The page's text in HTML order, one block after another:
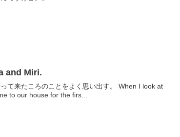
and Miri.
て来たころのことをよく思い出す。 When I look at
to our house for the firs...